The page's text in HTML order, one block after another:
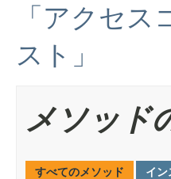
「アクセ
スト」
メソッド
すべてのメソッド イン